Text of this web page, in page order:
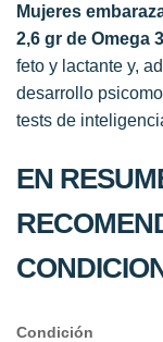
Mujeres
2,6 gr de Omega 3
feto y lactante y,
desarrollo
tests de
EN
Condición